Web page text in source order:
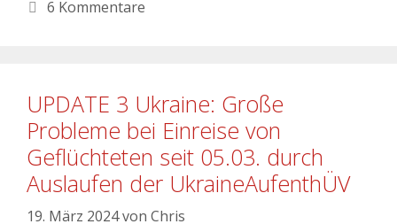
6 Kommentare
UPDATE 3 Ukraine: Große
Probleme bei Einreise von
Geflüchteten seit 05.03. durch
Auslaufen der UkraineAufenthÜV
19. März 2024von Chris